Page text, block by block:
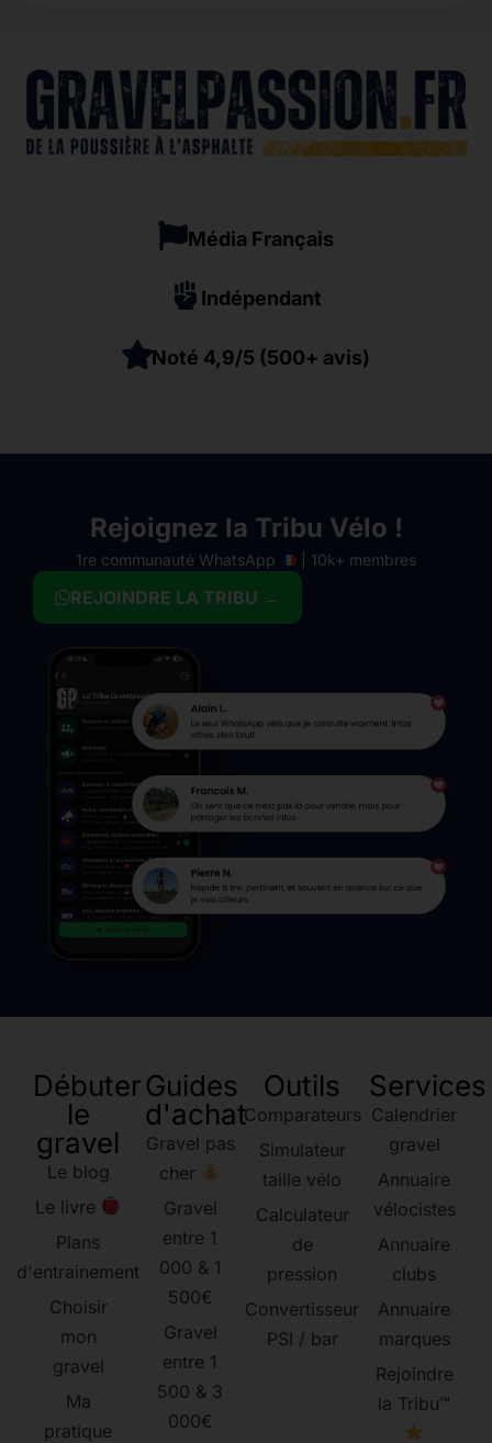
Média Français
Indépendant
Noté 4,9/5 (500+ avis)
Rejoignez la Tribu Vélo !
1re communauté WhatsApp | 10k+ membres
REJOINDRE LA TRIBU →
Débuter
le
gravel
Le blog
Le livre
Plans
d'entrainement
Choisir
mon
gravel
Ma
pratique
Guides
d'achat
Gravel pas
cher
Gravel
entre 1
000 & 1
500€
Gravel
entre 1
500 & 3
000€
Outils
Comparateurs
Simulateur
taille vélo
Calculateur
de
pression
Convertisseur
PSI / bar
Services
Calendrier
gravel
Annuaire
vélocistes
Annuaire
clubs
Annuaire
marques
Rejoindre
la Tribu™